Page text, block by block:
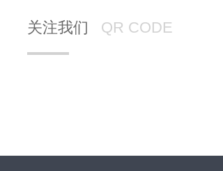
关注我们 QR CODE